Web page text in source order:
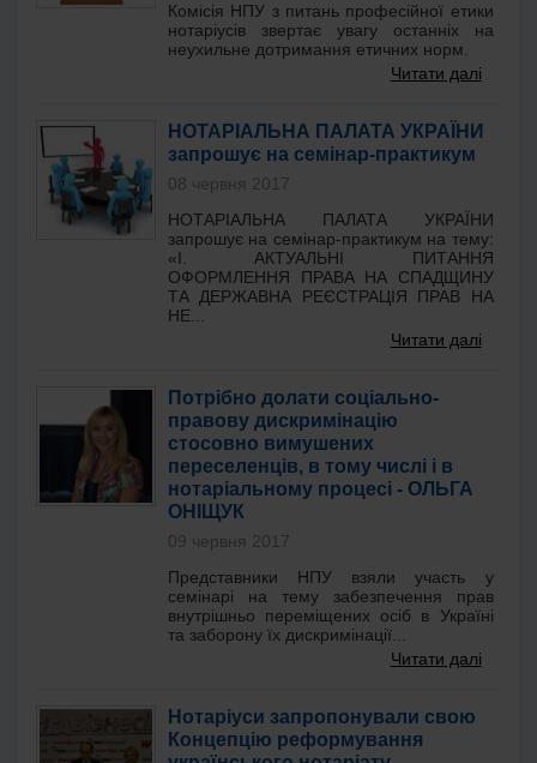
Комісія НПУ з питань професійної етики
нотаріусів звертає увагу останніх на
неухильне дотримання етичних норм.
Читати далі
НОТАРІАЛЬНА ПАЛАТА УКРАЇНИ
запрошує на семінар-практикум
08 червня 2017
НОТАРІАЛЬНА ПАЛАТА УКРАЇНИ
запрошує на семінар-практикум на тему:
«І. АКТУАЛЬНІ ПИТАННЯ
ОФОРМЛЕННЯ ПРАВА НА СПАДЩИНУ
ТА ДЕРЖАВНА РЕЄСТРАЦІЯ ПРАВ НА
НЕ...
Читати далі
Потрібно долати соціально-
правову дискримінацію
стосовно вимушених
переселенців, в тому числі і в
нотаріальному процесі - ОЛЬГА
ОНІЩУК
09 червня 2017
Представники НПУ взяли участь у
семінарі на тему забезпечення прав
внутрішньо переміщених осіб в Україні
та заборону їх дискримінації...
Читати далі
Нотаріуси запропонували свою
Концепцію реформування